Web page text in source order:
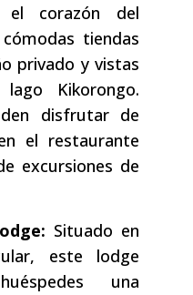
el corazón del
tiendas
privado y vistas
Kikorongo.
disfrutar de
el restaurante
excursiones de
Situado en
este lodge
una